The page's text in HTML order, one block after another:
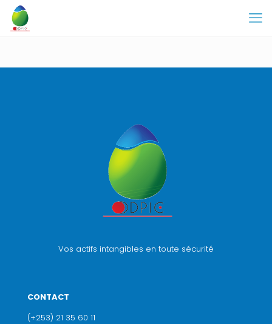
Vos actifs intangibles en toute sécurité
CONTACT
(+253) 21 35 60 11